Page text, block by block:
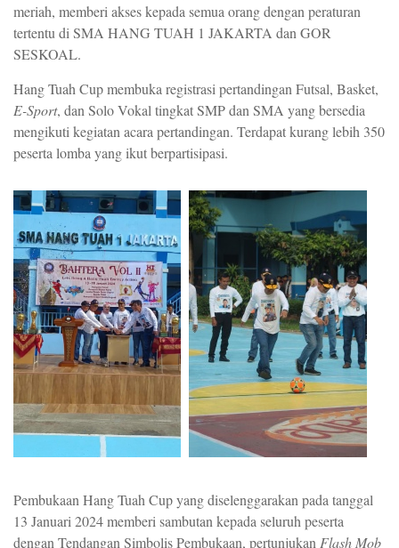
meriah, memberi akses kepada semua orang dengan peraturan
tertentu di SMA HANG TUAH 1 JAKARTA dan GOR
SESKOAL.
Hang Tuah Cup membuka registrasi pertandingan Futsal, Basket,
E-Sport, dan Solo Vokal tingkat SMP dan SMA yang bersedia
mengikuti kegiatan acara pertandingan. Terdapat kurang lebih 350
peserta lomba yang ikut berpartisipasi.
Pembukaan Hang Tuah Cup yang diselenggarakan pada tanggal
13 Januari 2024 memberi sambutan kepada seluruh peserta
dengan Tendangan Simbolis Pembukaan, pertunjukan Flash Mob